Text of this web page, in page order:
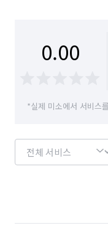
0.00
*실제 미소에서 서비스